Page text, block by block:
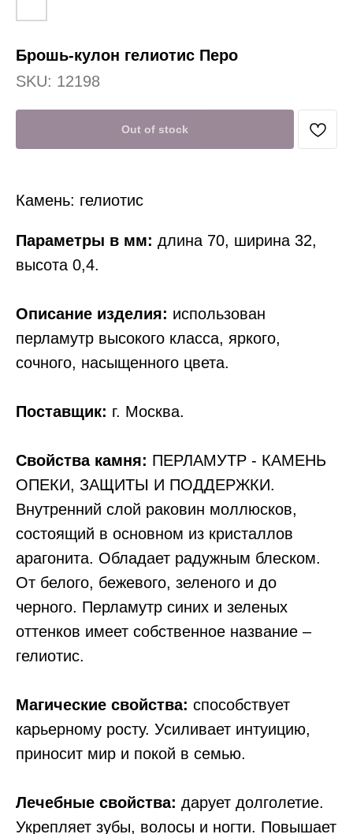
Брошь-кулон гелиотис Перо
SKU: 12198
Out of stock
Параметры в мм: длина 70, ширина 32,
высота 0,4.
Описание изделия: использован
перламутр высокого класса, яркого,
сочного, насыщенного цвета.
Поставщик: г. Москва.
Свойства камня: ПЕРЛАМУТР - КАМЕНЬ
ОПЕКИ, ЗАЩИТЫ И ПОДДЕРЖКИ.
Внутренний слой раковин моллюсков,
состоящий в основном из кристаллов
арагонита. Обладает радужным блеском.
От белого, бежевого, зеленого и до
черного. Перламутр синих и зеленых
оттенков имеет собственное название –
гелиотис.
Магические свойства: способствует
карьерному росту. Усиливает интуицию,
приносит мир и покой в семью.
Лечебные свойства: дарует долголетие.
Укрепляет зубы, волосы и ногти. Повышает
Камень: гелиотис